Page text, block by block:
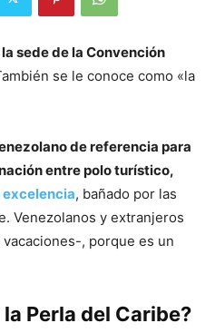
sede de la Convención
se le conoce como «la
de referencia para
entre polo turístico,
, bañado por las
Venezolanos y extranjeros
, porque es un
Perla del Caribe?